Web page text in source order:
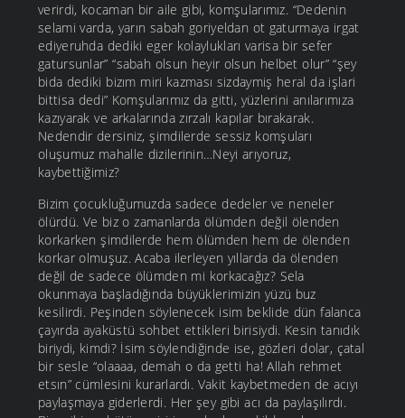
verirdi, kocaman bir aile gibi, komşularımız. “Dedenin
selami varda, yarın sabah goriyeldan ot gaturmaya irgat
ediyeruhda dediki eger kolaylukları varisa bir sefer
gatursunlar” “sabah olsun heyir olsun helbet olur” “şey
bida dediki bizım miri kazması sizdaymiş heral da işlari
bittisa dedi” Komşularımız da gitti, yüzlerini anılarımıza
kazıyarak ve arkalarında zırzalı kapılar bırakarak.
Nedendir dersiniz, şimdilerde sessiz komşuları
oluşumuz mahalle dizilerinin…Neyi arıyoruz,
kaybettiğimiz?
Bizim çocukluğumuzda sadece dedeler ve neneler
ölürdü. Ve biz o zamanlarda ölümden değil ölenden
korkarken şimdilerde hem ölümden hem de ölenden
korkar olmuşuz. Acaba ilerleyen yıllarda da ölenden
değil de sadece ölümden mi korkacağız? Sela
okunmaya başladığında büyüklerimizin yüzü buz
kesilirdi. Peşinden söylenecek isim beklide dün falanca
çayırda ayaküstü sohbet ettikleri birisiydi. Kesin tanıdık
biriydi, kimdi? İsim söylendiğinde ise, gözleri dolar, çatal
bir sesle “olaaaa, demah o da getti ha! Allah rehmet
etsın” cümlesini kurarlardı. Vakit kaybetmeden de acıyı
paylaşmaya giderlerdi. Her şey gibi acı da paylaşılırdı.